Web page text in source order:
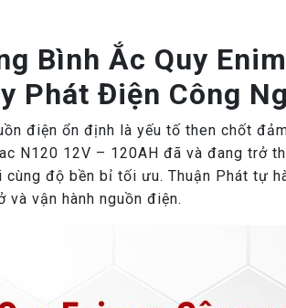
Bình Ắc Quy
Phát Điện Công
điện ổn định là yếu tố then chốt
N120 12V – 120AH đã và đang trở
độ bền bỉ tối ưu. Thuận Phát tự
và vận hành nguồn điện.